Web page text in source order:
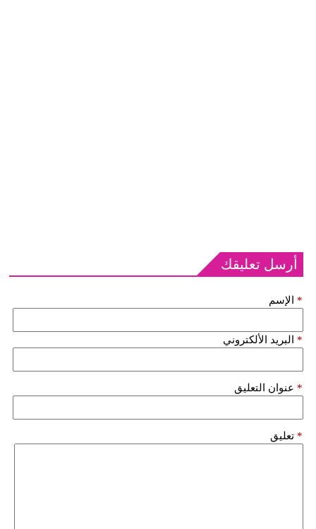
أرسل تعليقك
الإسم *
البريد الألكتروني *
عنوان التعليق *
تعليق *